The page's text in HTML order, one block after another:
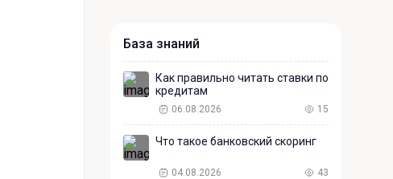
База знаний
Как правильно читать ставки по
кредитам
06.08.2026 15
Что такое банковский скоринг
04.08.2026 43